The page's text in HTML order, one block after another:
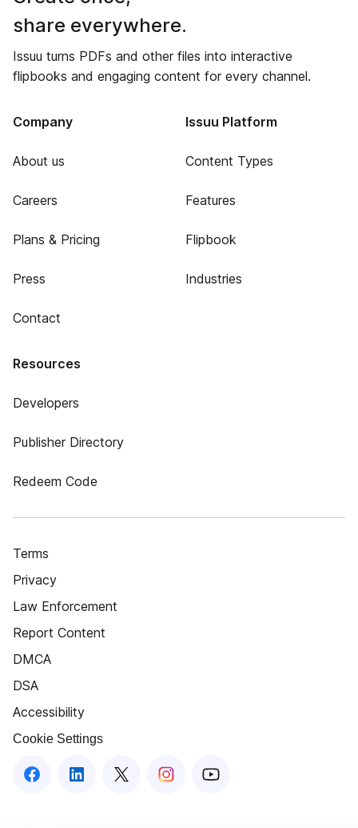
share everywhere.
Issuu turns PDFs and other files into interactive
flipbooks and engaging content for every channel.
Company
About us
Careers
Plans & Pricing
Press
Contact
Issuu Platform
Content Types
Features
Flipbook
Industries
Resources
Developers
Publisher Directory
Redeem Code
Terms
Privacy
Law Enforcement
Report Content
DMCA
DSA
Accessibility
Cookie Settings